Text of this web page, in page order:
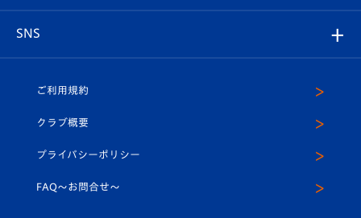
ホームタウン
平和祈念活動
プレイヤーズスイート
店舗情報
U-18
スクール
SNS
ヴィヴィくんインスタグラム
公式LINE＠
ご利用規約
クラブ概要
プライバシーポリシー
FAQ〜お問合せ〜